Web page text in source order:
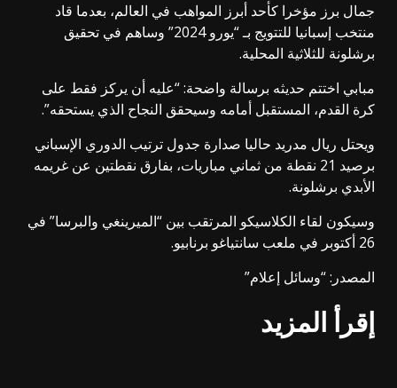
جمال برز مؤخرا كأحد أبرز المواهب في العالم، بعدما قاد
منتخب إسبانيا للتتويج بـ “يورو 2024” وساهم في تحقيق
برشلونة للثلاثية المحلية.
مبابي اختتم حديثه برسالة واضحة: “عليه أن يركز فقط على
كرة القدم، المستقبل أمامه وسيحقق النجاح الذي يستحقه”.
ويحتل ريال مدريد حاليا صدارة جدول ترتيب الدوري الإسباني
برصيد 21 نقطة من ثماني مباريات، بفارق نقطتين عن غريمه
الأبدي برشلونة.
وسيكون لقاء الكلاسيكو المرتقب بين “الميرينغي والبرسا” في
26 أكتوبر في ملعب سانتياغو برنابيو.
المصدر: “وسائل إعلام”
إقرأ المزيد